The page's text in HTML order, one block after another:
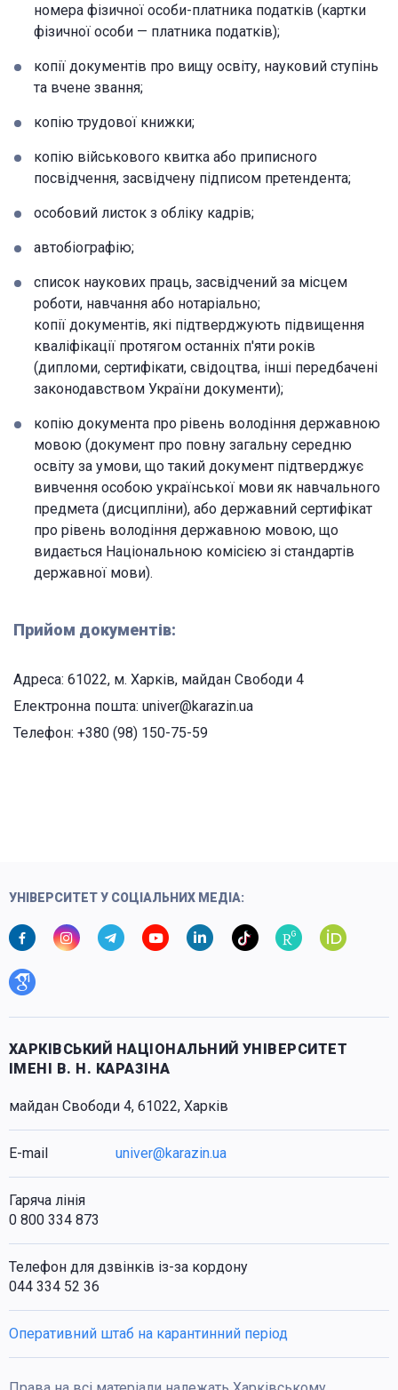
номера фізичної особи-платника податків (картки
фізичної особи — платника податків);
копії документів про вищу освіту, науковий ступінь
та вчене звання;
копію трудової книжки;
копію військового квитка або приписного
посвідчення, засвідчену підписом претендента;
особовий листок з обліку кадрів;
автобіографію;
список наукових праць, засвідчений за місцем
роботи, навчання або нотаріально;
копії документів, які підтверджують підвищення
кваліфікації протягом останніх п'яти років
(дипломи, сертифікати, свідоцтва, інші передбачені
законодавством України документи);
копію документа про рівень володіння державною
мовою (документ про повну загальну середню
освіту за умови, що такий документ підтверджує
вивчення особою української мови як навчального
предмета (дисципліни), або державний сертифікат
про рівень володіння державною мовою, що
видається Національною комісією зі стандартів
державної мови).
Прийом документів:
Адреса: 61022, м. Харків, майдан Свободи 4
Електронна пошта: univer@karazin.ua
Телефон: +380 (98) 150-75-59
УНІВЕРСИТЕТ У СОЦІАЛЬНИХ МЕДІА:
ХАРКІВСЬКИЙ НАЦІОНАЛЬНИЙ УНІВЕРСИТЕТ
ІМЕНІ В. Н. КАРАЗІНА
майдан Свободи 4, 61022, Харків
E-mail univer@karazin.ua
Гаряча лінія
0 800 334 873
Телефон для дзвінків із-за кордону
044 334 52 36
Оперативний штаб на карантинний період